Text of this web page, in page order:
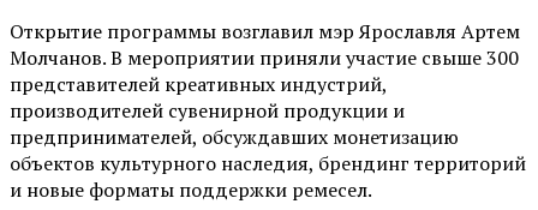
Открытие программы возглавил мэр Ярославля Артем
Молчанов. В мероприятии приняли участие свыше 300
представителей креативных индустрий,
производителей сувенирной продукции и
предпринимателей, обсуждавших монетизацию
объектов культурного наследия, брендинг территорий
и новые форматы поддержки ремесел.